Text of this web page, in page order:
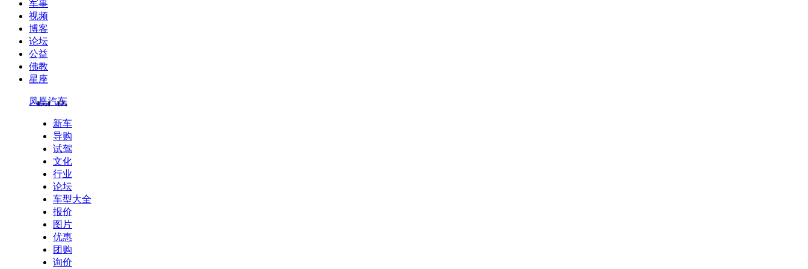
军事
视频
博客
论坛
公益
佛教
星座
凤凰汽车
新车
导购
试驾
文化
行业
论坛
车型大全
报价
图片
优惠
团购
询价